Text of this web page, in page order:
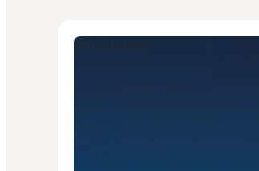
Aktivitäten